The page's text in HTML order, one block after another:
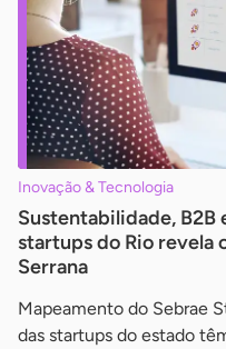
Inovação & Tecnologia
Sustentabilidade, B2B
startups do Rio revela
Serrana
Mapeamento do Sebrae
das startups do estado